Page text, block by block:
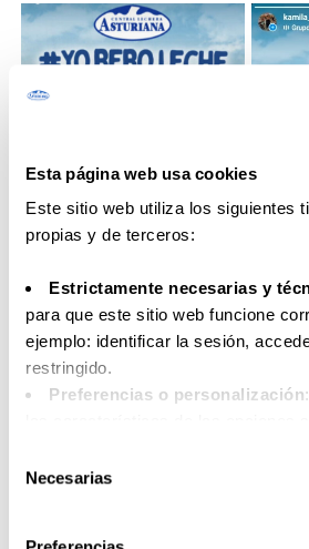
Esta página web usa cookies
Este sitio web utiliza los siguientes
propias y de terceros:
Estrictamente necesarias y
para que este sitio web funcione
ejemplo: identificar la sesión,
restringido.
Preferencias o personalización
Análisis o medición
: para
disponibles con el fin de introducir
Necesarias